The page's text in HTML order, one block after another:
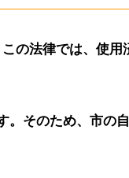
の法律では、使用
。そのため、市の